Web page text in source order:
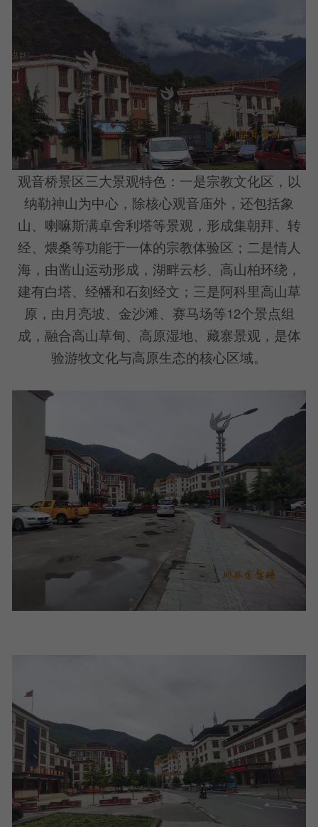
观音桥景区三大景观特色：一是宗教文化区，以
纳勒神山为中心，除核心观音庙外，还包括象
山、喇嘛斯满卓舍利塔等景观，形成集朝拜、转
经、煨桑等功能于一体的宗教体验区；二是情人
海，由凿山运动形成，湖畔云杉、高山柏环绕，
建有白塔、经幡和石刻经文；三是阿科里高山草
原，由月亮坡、金沙滩、赛马场等12个景点组
成，融合高山草甸、高原湿地、藏寨景观，是体
验游牧文化与高原生态的核心区域。